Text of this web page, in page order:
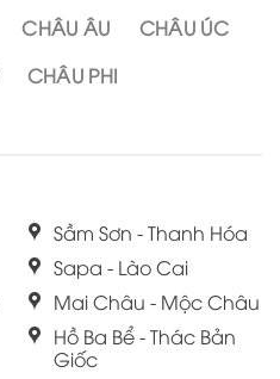
CHÂU ÂU
CHÂU ÚC
CHÂU PHI
Sầm Sơn - Thanh Hóa
Sapa - Lào Cai
Mai Châu - Mộc Châu
Hồ Ba Bể - Thác Bản
Giốc